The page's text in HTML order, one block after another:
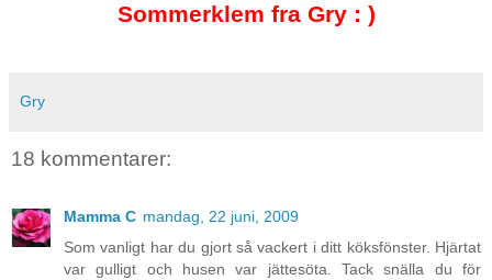
Sommerklem fra Gry : )
Gry
18 kommentarer:
Mamma C mandag, 22 juni, 2009
Som vanligt har du gjort så vackert i ditt köksfönster. Hjärtat
var gulligt och husen var jättesöta. Tack snälla du för